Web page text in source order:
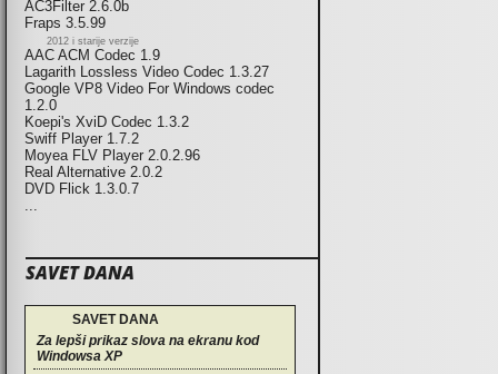
AC3Filter 2.6.0b
Fraps 3.5.99
2012 i starije verzije
AAC ACM Codec 1.9
Lagarith Lossless Video Codec 1.3.27
Google VP8 Video For Windows codec
1.2.0
Koepi's XviD Codec 1.3.2
Swiff Player 1.7.2
Moyea FLV Player 2.0.2.96
Real Alternative 2.0.2
DVD Flick 1.3.0.7
...
SAVET DANA
SAVET DANA
Za lepši prikaz slova na ekranu kod
Windowsa XP